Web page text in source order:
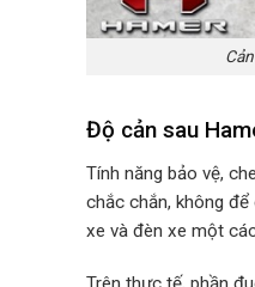
Độ cản sau
Tính năng bảo vệ,
chắc chắn, không
xe và đèn xe một